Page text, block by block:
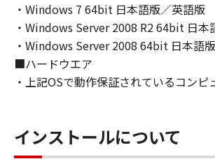
６．サポートおよびアップデート
キヤノン、キヤノンの子会社、関
らの販売代理店および販売店、並び
のライセンサーは、お客様による「
ェア」の使用を支援すること、およ
る責任も負うものではありません。
・Windows 7 64bit 日本語版／英語版
・Windows Server 2008 R2 64bit 日本
・Windows Server 2008 64bit 日本語
■ハードウエア
・上記OSで動作保証されているコンピ
インストールについて